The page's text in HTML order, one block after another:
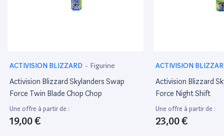
ACTIVISION BLIZZARD - Figurine
Activision Blizzard Skylanders Swap
Force Twin Blade Chop Chop
Une offre à partir de :
19,00 €
ACTIVISION
Activision Blizzard
Force Night Shift
Une offre à partir de :
23,00 €